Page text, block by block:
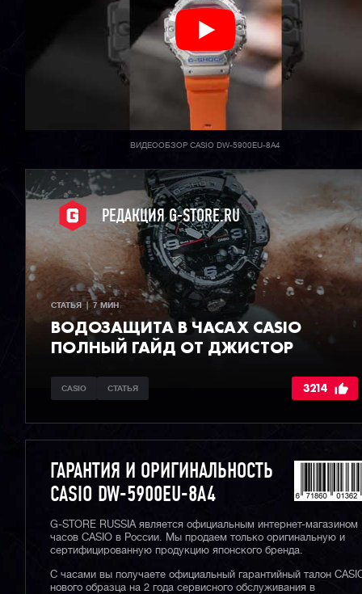
ВИДЕООБЗОР CASIO DW-5900EU-8A4
РЕДАКЦИЯ G-STORE.RU
СТАТЬЯ  |  7 МИН
ВОДОЗАЩИТА В ЧАСАХ CASIO
ПОЛНЫЙ ГАЙД ОТ ДЖИСТОР
CASIO СТАТЬЯ 3214
ГАРАНТИЯ И ОРИГИНАЛЬНОСТЬ
CASIO DW-5900EU-8A4
G-STORE RUSSIA является официальным интернет-магазином
часов CASIO в России. Мы продаем только оригинальную и
сертифицированную продукцию японского бренда.
С часами вы получаете официальный гарантийный талон
нового образца на 2 года сервисного обслуживания в